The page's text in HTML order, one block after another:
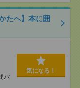
たへ】本に囲
バ
気になる！